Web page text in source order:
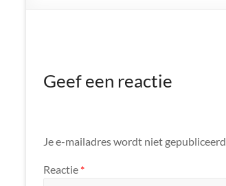
Geef een reactie
Je e-mailadres wordt niet gepubliceerd.
Reactie *